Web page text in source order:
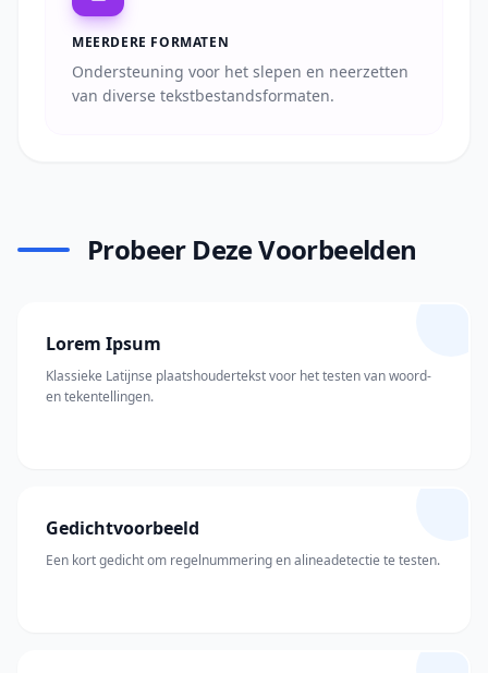
MEERDERE FORMATEN
Ondersteuning voor het slepen en neerzetten
van diverse tekstbestandsformaten.
Probeer Deze Voorbeelden
Lorem Ipsum
Klassieke Latijnse plaatshoudertekst voor het testen van woord-
en tekentellingen.
Gedichtvoorbeeld
Een kort gedicht om regelnummering en alineadetectie te testen.